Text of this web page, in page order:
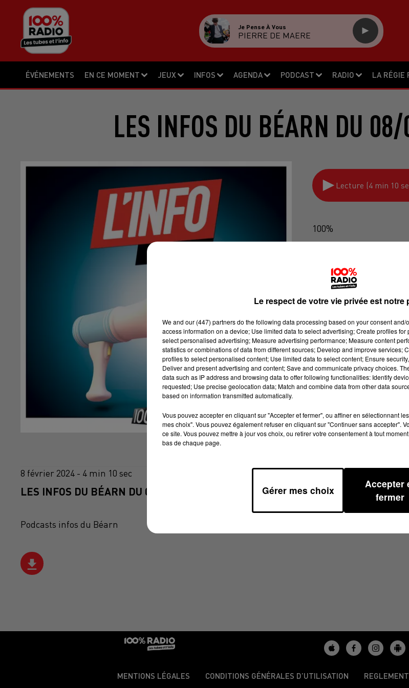
ÉVÉNEMENTS EN CE MOMENT JEUX INFOS AGENDA PODCAST RADIO LA RÉGIE
Je Pense À Vous
PIERRE DE MAERE
LES INFOS DU BÉARN DU
Lecture (4 min 10
100%
8 février 2024 - 4 min 10 sec
LES INFOS DU BÉARN DU 08/02/2024 À 07H30
Podcasts infos du Béarn
MENTIONS LÉGALES CONDITIONS GÉNÉRALES D’UTILISATION
Le respect de votre vie privée est notre
We and our (447) partnersdo the following data processing based on your consent
access information on a device; Use limited data to select advertising; Create profiles
select personalised advertising; Measure advertising performance; Measure content
statistics or combinations of data from different sources; Develop and improve services;
profiles to select personalised content; Use limited data to select content; Ensure
Deliver and present advertising and content; Save and communicate privacy choices.
data such as IP address and browsing data to offer following functionalities: Identify
requested; Use precise geolocation data; Match and combine data from other data
based on information transmitted automatically.
Vous pouvez accepter en cliquant sur "Accepter et fermer", ou affiner en sélectionnant
mes choix". Vous pouvez également refuser en cliquant sur "Continuer sans accepter".
ce site. Vous pouvez mettre à jour vos choix, ou retirer votre consentement à tout
bas de chaque page.
Gérer mes choix
Accepter
fermer